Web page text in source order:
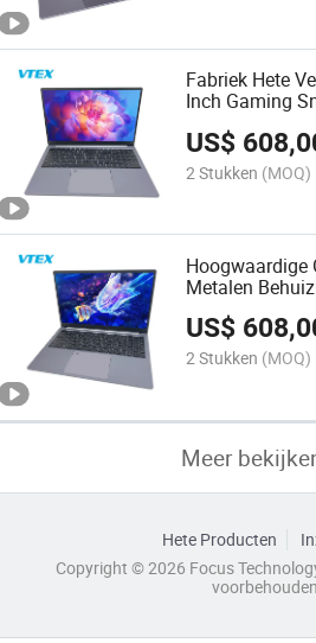
Fabriek Hete
Inch Gaming
Laptops
US$
2 Stukken (MOQ)
Hoogwaardige
Metalen
512g SSD PC
Rtx 3080
US$
2 Stukken (MOQ)
Meer
Hete Producten
Copyright © 2026 Focus
voorbehouden